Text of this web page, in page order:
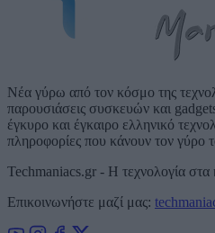
Νέα γύρω από τον κόσμο της
παρουσιάσεις συσκευών και
έγκυρο και έγκαιρο ελληνικό
πληροφορίες που κάνουν τον γύρο
Techmaniacs.gr - Η τεχνολογία στα
Επικοινωνήστε μαζί μας: